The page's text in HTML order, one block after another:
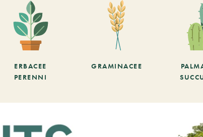
ERBACEE
PERENNI
GRAMINACEE